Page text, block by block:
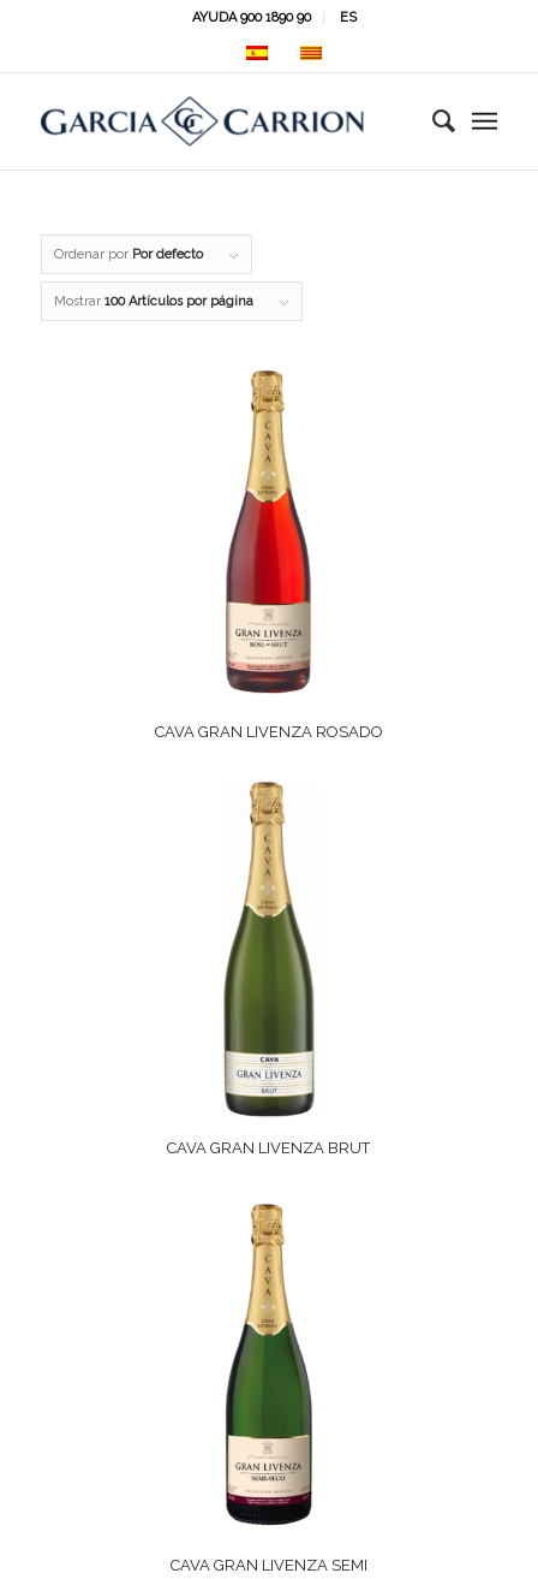
AYUDA 900 1890 90 ES
Ordenar por Por defecto
Mostrar 100 Artículos por página
CAVA GRAN LIVENZA ROSADO
CAVA GRAN LIVENZA BRUT
CAVA GRAN LIVENZA SEMI